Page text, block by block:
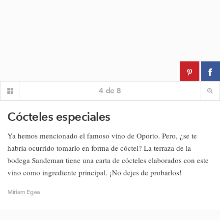
4 de 8
Cócteles especiales
Ya hemos mencionado el famoso vino de Oporto. Pero, ¿se te
habría ocurrido tomarlo en forma de cóctel? La terraza de la
bodega Sandeman tiene una carta de cócteles elaborados con este
vino como ingrediente principal. ¡No dejes de probarlos!
Míriam Egea